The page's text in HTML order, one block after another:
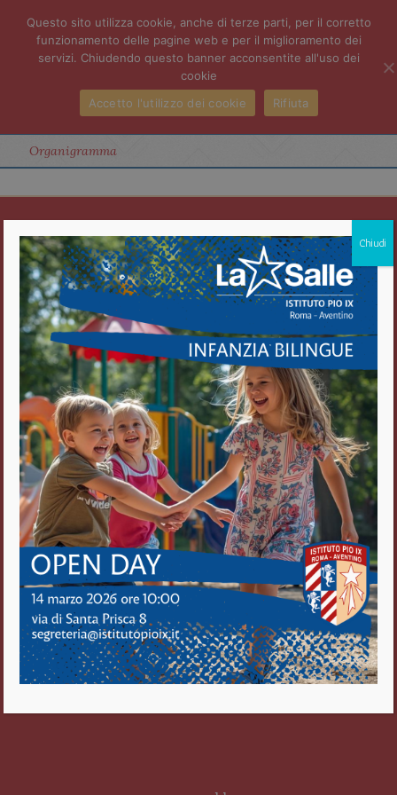
Organigramma
Istituto Pio IX
Roma Aventino
Fratelli delle Scuole Cristiane
Via di S. Prisca, 8
00153 Roma
Tel. 06/5743797
Chiudi
Questo sito utilizza cookie, anche di terze parti, per il corretto
funzionamento delle pagine web e per il miglioramento dei
servizi. Chiudendo questo banner acconsentite all'uso dei
cookie
Accetto l'utilizzo dei cookie
Rifiuta